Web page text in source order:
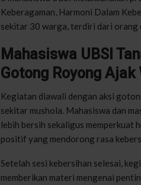
Keberagaman, Harmoni Dalam
sekitar 30 warga, terdiri dari orang
Mahasiswa UBSI
Gotong Royong
Kegiatan diawali dengan aksi
sekitar mushola. Mahasiswa dan
lebih bersih sekaligus
positif yang mendorong rasa
Setelah sesi kebersihan selesai,
memberikan materi mengenai